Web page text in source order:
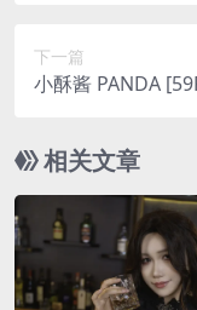
下一篇
小酥酱 PANDA
相关文章